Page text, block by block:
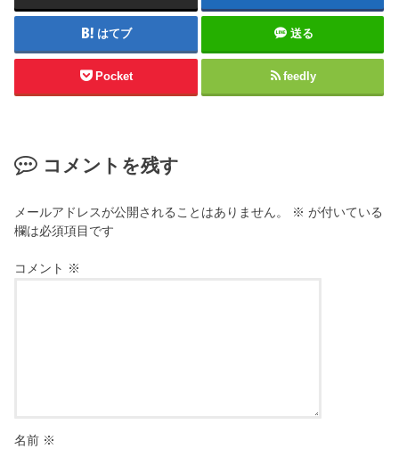
はてブ 送る
Pocket feedly
コメントを残す
メールアドレスが公開されることはありません。 ※ が付いている
欄は必須項目です
コメント ※
名前 ※